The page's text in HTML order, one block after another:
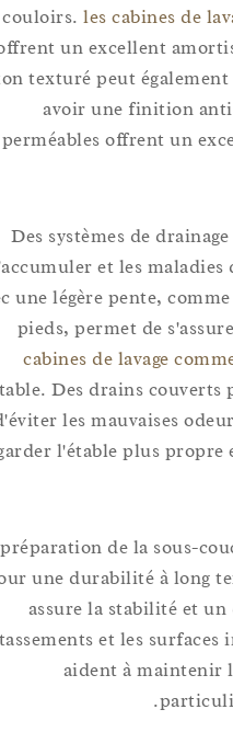
couloirs.les cabines
offrent un excellent
béton texturé peut
avoir une finition
perméables offrent un
Des systèmes de
s'accumuler et les
avec une légère pente,
pieds, permet de
cabines de lavage
l'étable. Des drains
et d'éviter les mauvaises
garder l'étable plus
La préparation de la
pour une durabilité à
assure la stabilité
tassements et les
aident à